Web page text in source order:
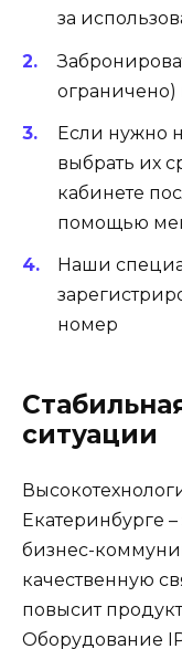
за
ограничено)
Если нужно
выбрать их
кабинете
помощью
Наши
номер
ситуации
Екатеринбурге
бизнес-
качественную
повысит
Оборудование